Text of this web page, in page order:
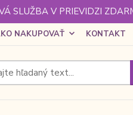
SLUŽBA V PRIEVIDZI
NAKUPOVAŤ KONTAKT